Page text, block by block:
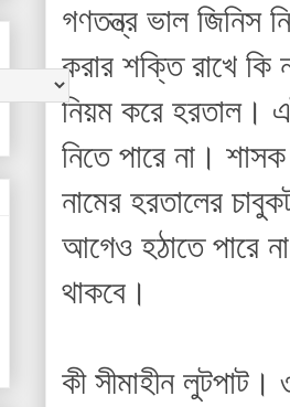
গণতন্ত্র ভাল জিনিস
করার শক্তি রাখে কি
নিয়ম করে হরতাল।
নিতে পারে না।
নামের হরতালের
আগেও হঠাতে পারে
থাকবে।
কী সীমাহীন লুটপাট।